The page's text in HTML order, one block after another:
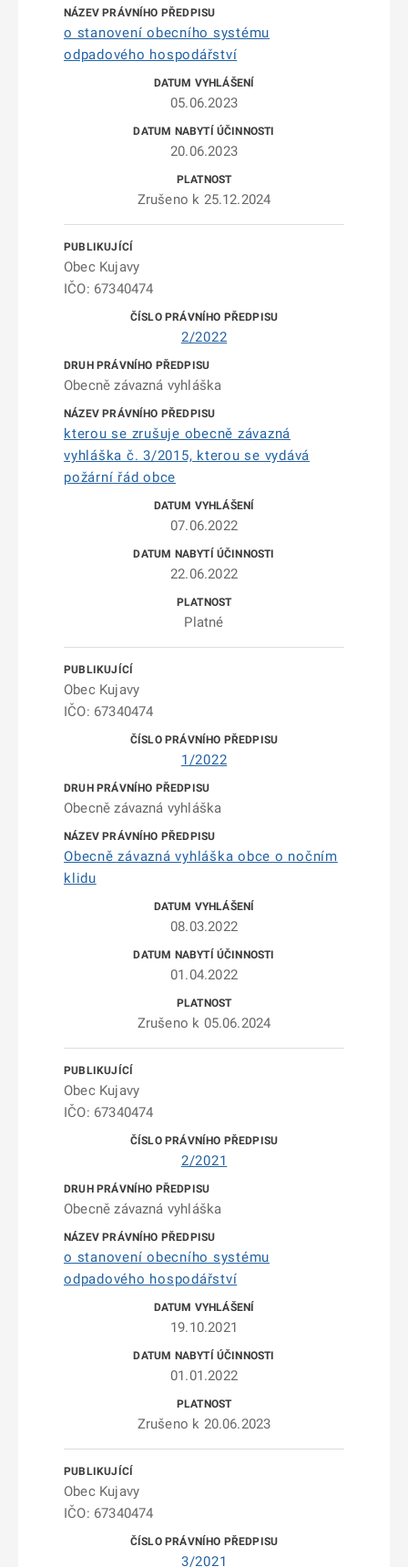
o stanovení obecního systému
odpadového hospodářství
05.06.2023
20.06.2023
Zrušeno k 25.12.2024
Obec Kujavy
IČO: 67340474
2/2022
Obecně závazná vyhláška
kterou se zrušuje obecně závazná
vyhláška č. 3/2015, kterou se vydává
požární řád obce
07.06.2022
22.06.2022
Platné
Obec Kujavy
IČO: 67340474
1/2022
Obecně závazná vyhláška
Obecně závazná vyhláška obce o nočním
klidu
08.03.2022
01.04.2022
Zrušeno k 05.06.2024
Obec Kujavy
IČO: 67340474
2/2021
Obecně závazná vyhláška
o stanovení obecního systému
odpadového hospodářství
19.10.2021
01.01.2022
Zrušeno k 20.06.2023
Obec Kujavy
IČO: 67340474
3/2021